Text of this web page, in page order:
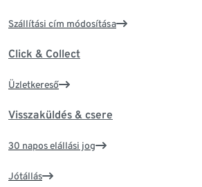
Szállítási cím módosítása
Click & Collect
Üzletkereső
Visszaküldés & csere
30 napos elállási jog
Jótállás